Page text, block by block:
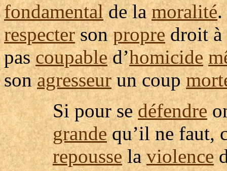
fondamentalde lamoralité.
respectersonpropredroit
pascoupabled’homicide
sonagresseurun coup
Si pour sedéfendre
grandequ’il ne faut,
repousselaviolence